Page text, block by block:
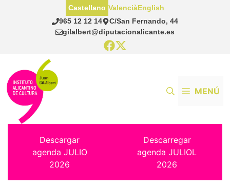
965 12 12 14
C/San Fernando, 44
gilalbert@diputacionalicante.es
Castellano ValenciàEnglish
MENÚ
Descargar
agenda JULIO
2026
Descarregar
agenda JULIOL
2026